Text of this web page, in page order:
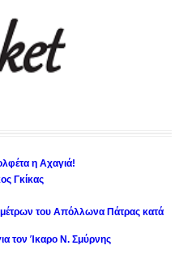
η Αχαγιά!
Γκίκας
μέτρων του Απόλλωνα Πάτρας κατά
τον Ίκαρο Ν. Σμύρνης